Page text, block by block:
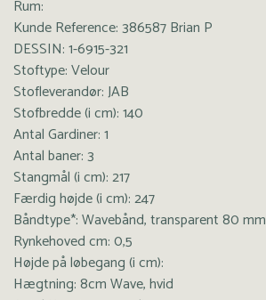
Rum:
Kunde Reference: 386587 Brian P
DESSIN: 1-6915-321
Stoftype: Velour
Stofleverandør: JAB
Stofbredde (i cm): 140
Antal Gardiner: 1
Antal baner: 3
Stangmål (i cm): 217
Færdig højde (i cm): 247
Båndtype*: Wavebånd, transparent 80 mm
Rynkehoved cm: 0,5
Højde på løbegang (i cm):
Hægtning: 8cm Wave, hvid